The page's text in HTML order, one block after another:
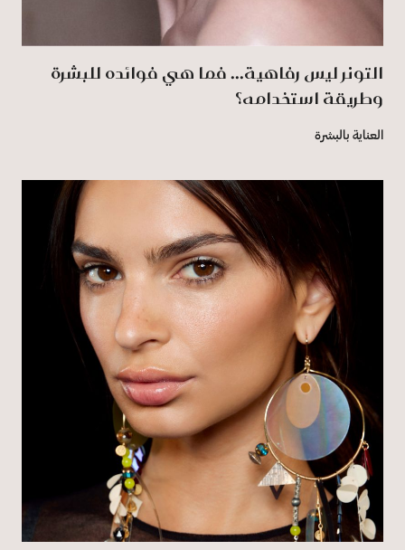
التونر ليس رفاهية... فما هي فوائده للبشرة
وطريقة استخدامه؟
العناية بالبشرة